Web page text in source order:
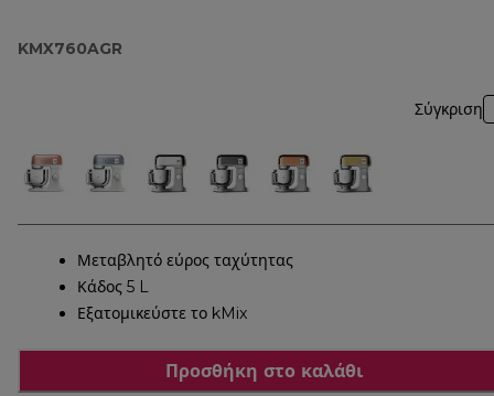
KMX760AGR
Σύγκριση
Μεταβλητό εύρος ταχύτητας
Κάδος 5 L
Εξατομικεύστε το kMix
Προσθήκη στο καλάθι